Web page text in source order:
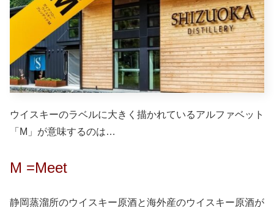
ウイスキーのラベルに大きく描かれているアルファベット
「M」が意味するのは…
M =Meet
静岡蒸溜所のウイスキー原酒と海外産のウイスキー原酒が